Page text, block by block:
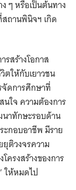
ๆ หรือเป็นต้นทาง
ถานพินิจฯ เกิด
สร้างโอกาส
ตให้กับเยาวชน
จัดการศึกษาที่
ใจ ความต้องการ
นาทักษะรอบด้าน
กอบอาชีพ มีราย
ติวงจรความ
ครงสร้างของการ
ให้หมดไป